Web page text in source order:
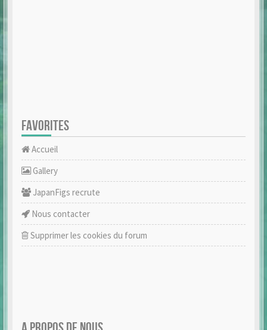
FAVORITES
Accueil
Gallery
JapanFigs recrute
Nous contacter
Supprimer les cookies du forum